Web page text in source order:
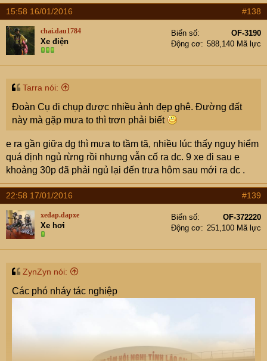
15:58 16/01/2016 #138
chai.dau1784
Xe điện
Biển số
OF-3190
Động cơ
588,140 Mã lực
Tarra nói:
Đoàn Cụ đi chụp được nhiều ảnh đẹp ghê. Đường đất
này mà gặp mưa to thì trơn phải biết
e ra gần giữa dg thì mưa to tầm tã, nhiều lúc thấy nguy hiểm
quá định ngủ rừng rồi nhưng vẫn cố ra dc. 9 xe đi sau e
khoảng 30p đã phải ngủ lại đến trưa hôm sau mới ra dc .
22:58 17/01/2016 #139
xedap.dapxe
Xe hơi
Biển số
OF-372220
Động cơ
251,100 Mã lực
ZynZyn nói:
Các phó nháy tác nghiệp